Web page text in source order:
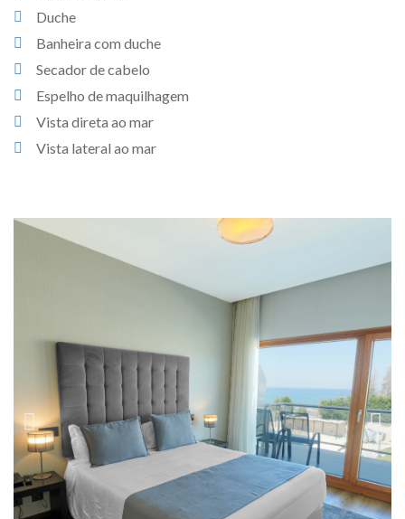
Duche
Banheira com duche
Secador de cabelo
Espelho de maquilhagem
Vista direta ao mar
Vista lateral ao mar